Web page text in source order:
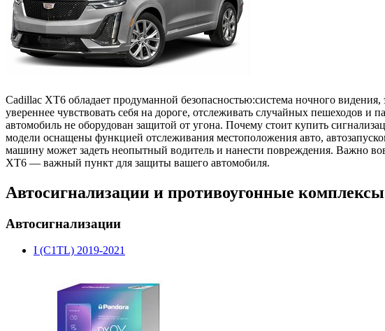
Cadillac XT6 обладает продуманной безопасностью:система ночного
увереннее чувствовать себя на дороге, отслеживать случайных пешеходов и
автомобиль не оборудован защитой от угона. Почему стоит купить
модели оснащены функцией отслеживания местоположения авто,
машину может задеть неопытный водитель и нанести повреждения. Важно
XT6 — важный пункт для защиты вашего автомобиля.
Автосигнализации и противоугонные
Автосигнализации
I (C1TL) 2019-2021